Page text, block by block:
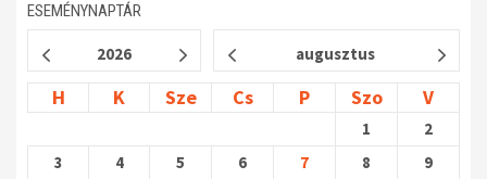
ESEMÉNYNAPTÁR
2026 augusztus
H K Sze Cs P Szo V
1
2
3
4 5 6 7 8 9